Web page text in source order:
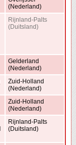
(Nederland)
Rijnland-Palts
(Duitsland)
Gelderland
(Nederland)
Zuid-Holland
(Nederland)
Zuid-Holland
(Nederland)
Rijnland-Palts
(Duitsland)